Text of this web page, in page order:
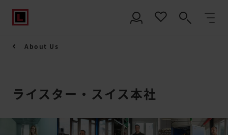
About Us
ライスター・スイス本社